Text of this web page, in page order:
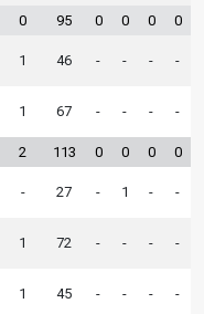
0 95 0 0 0 0
1 46 - - - -
1 67 - - - -
2 113 0 0 0 0
- 27 - 1 - -
1 72 - - - -
1 45 - - - -